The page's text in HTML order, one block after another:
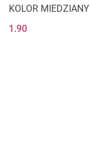
KOLOR MIEDZIANY
1.90